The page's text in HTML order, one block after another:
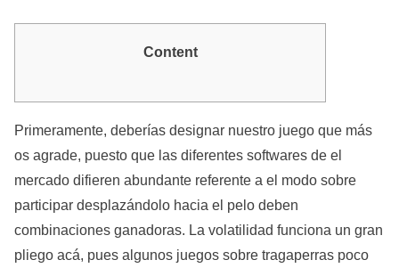
Content
Primeramente, deberías designar nuestro juego que más
os agrade, puesto que las diferentes softwares de el
mercado difieren abundante referente a el modo sobre
participar desplazándolo hacia el pelo deben
combinaciones ganadoras. La volatilidad funciona un gran
pliego acá, pues algunos juegos sobre tragaperras poco